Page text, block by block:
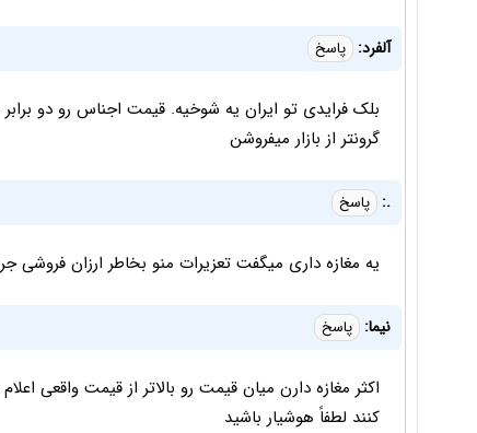
آلفرد: پاسخ
گرونتر از بازار میفروشن
.: پاسخ
یه مغازه داری میگفت تعزیرات منو بخاطر ارزان
نیما: پاسخ
اکثر مغازه دارن میان قیمت رو بالاتر از قیمت واقعی
کنند لطفاً هوشیار باشید